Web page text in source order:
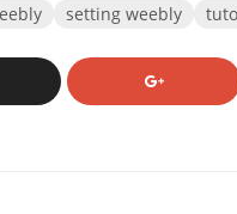
setting weebly